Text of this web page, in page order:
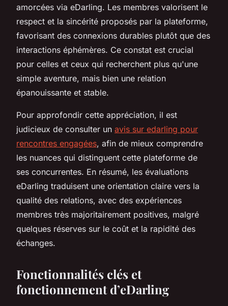
amorcées via eDarling. Les membres valorisent le
respect et la sincérité proposés par la plateforme,
favorisant des connexions durables plutôt que des
interactions éphémères. Ce constat est crucial
pour celles et ceux qui recherchent plus qu'une
simple aventure, mais bien une relation
épanouissante et stable.
Pour approfondir cette appréciation, il est
judicieux de consulter un avis sur edarling pour
rencontres engagées, afin de mieux comprendre
les nuances qui distinguent cette plateforme de
ses concurrentes. En résumé, les évaluations
eDarling traduisent une orientation claire vers la
qualité des relations, avec des expériences
membres très majoritairement positives, malgré
quelques réserves sur le coût et la rapidité des
échanges.
Fonctionnalités clés et
fonctionnement d’eDarling